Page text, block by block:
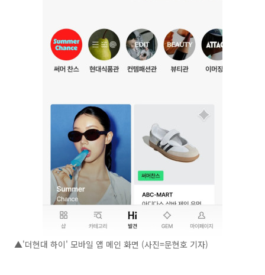
▲'더현대 하이' 모바일 앱 메인 화면 (사진=문현호 기자)